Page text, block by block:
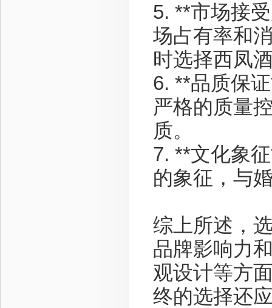
5. **市场接
场占有率和
时选择西凤
6. **品质保
严格的质量
质。
7. **文化象
的象征，与
综上所述，
品牌影响力
观设计等方
终的选择还